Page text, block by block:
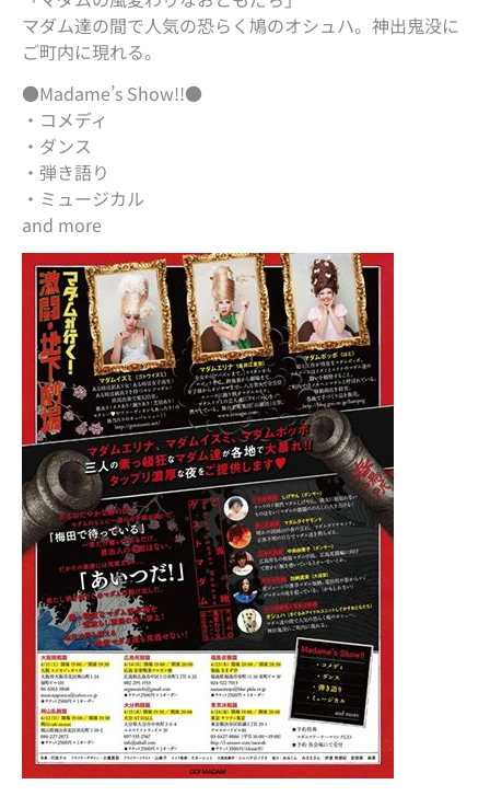
マダム達の間で人気の恐らく鳩のオシュハ。神出鬼没に
ご町内に現れる。
●Madame’s Show!!●
・コメディ
・ダンス
・弾き語り
・ミュージカル
and more